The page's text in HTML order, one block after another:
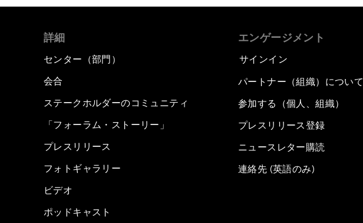
詳細
センター（部門）
会合
ステークホルダーのコミュニティ
「フォーラム・ストーリー」
プレスリリース
フォトギャラリー
ビデオ
ポッドキャスト
エンゲージメント
サインイン
パートナー（組織）について
参加する（個人、組織）
プレスリリース登録
ニュースレター購読
連絡先 (英語のみ)